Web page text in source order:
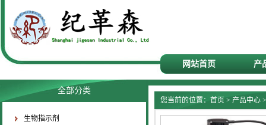
网站首页 产
全部分类
生物指示剂
您当前的位置： 首页 > 产品中心